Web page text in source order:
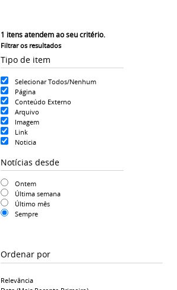
1 itens atendem ao seu critério.
Filtrar os resultados
Tipo de item
Selecionar Todos/Nenhum
Página
Conteúdo Externo
Arquivo
Imagem
Link
Noticia
Notícias desde
Ontem
Última semana
Último mês
Sempre
Ordenar por
Relevância